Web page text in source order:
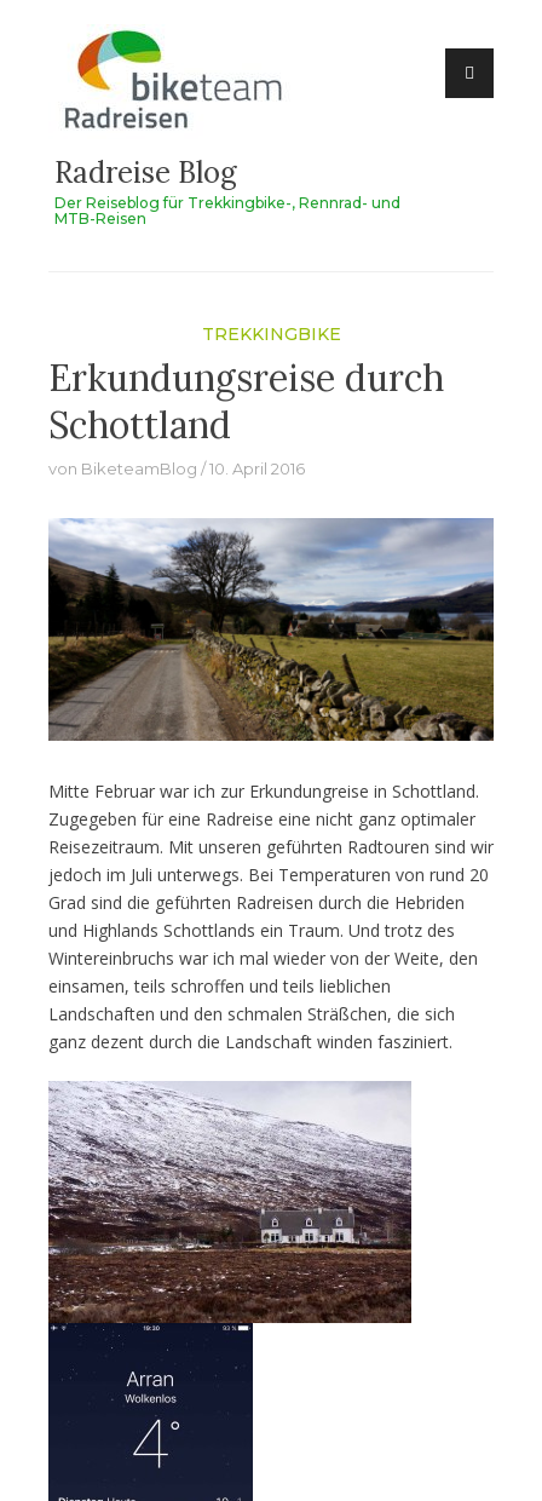
springen
Radreise Blog
Der Reiseblog für Trekkingbike-, Rennrad- und
MTB-Reisen
TREKKINGBIKE
Erkundungsreise durch
Schottland
von BiketeamBlog 10. April 2016
Mitte Februar war ich zur Erkundungreise in Schottland.
Zugegeben für eine Radreise eine nicht ganz optimaler
Reisezeitraum. Mit unseren geführten Radtouren sind wir
jedoch im Juli unterwegs. Bei Temperaturen von rund 20
Grad sind die geführten Radreisen durch die Hebriden
und Highlands Schottlands ein Traum. Und trotz des
Wintereinbruchs war ich mal wieder von der Weite, den
einsamen, teils schroffen und teils lieblichen
Landschaften und den schmalen Sträßchen, die sich
ganz dezent durch die Landschaft winden fasziniert.